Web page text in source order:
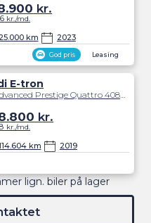
God pris Leasing
km 2023
kr.
kr./md.
E-tron
km 2019
kr.
kr./md.
lign. biler på lager